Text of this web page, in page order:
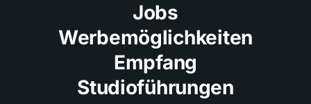
Jobs
Werbemöglichkeiten
Empfang
Studioführungen